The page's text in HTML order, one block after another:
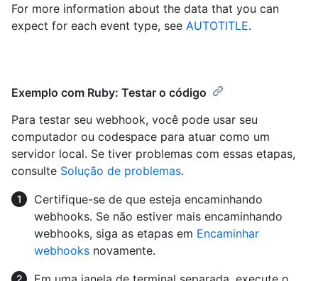
For more information about the data that you can
expect for each event type, see AUTOTITLE.
Exemplo com Ruby: Testar o código
Para testar seu webhook, você pode usar seu
computador ou codespace para atuar como um
servidor local. Se tiver problemas com essas etapas,
consulte Solução de problemas.
Certifique-se de que esteja encaminhando
webhooks. Se não estiver mais encaminhando
webhooks, siga as etapas em Encaminhar
webhooks novamente.